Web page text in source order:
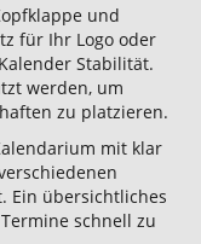
und
für Ihr Logo oder
Stabilität.
werden, um
zu platzieren.
mit klar
Ein übersichtliches
schnell zu